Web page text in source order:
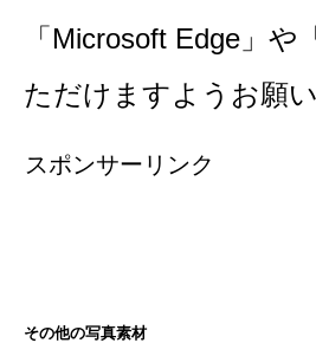
「Microsoft Edge」
ただけますようお願
スポンサーリンク
その他の写真素材